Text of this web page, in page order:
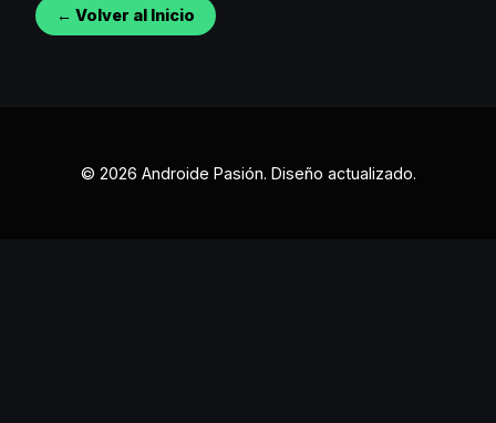
← Volver al Inicio
© 2026 Androide Pasión. Diseño actualizado.